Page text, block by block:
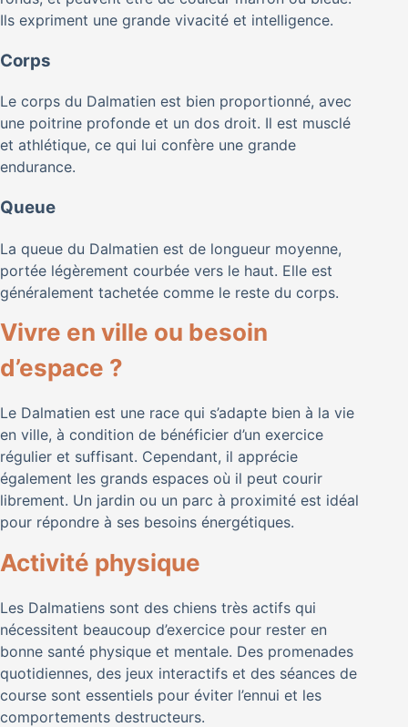
Ils expriment une grande vivacité et intelligence.
Corps
Le corps du Dalmatien est bien proportionné, avec
une poitrine profonde et un dos droit. Il est musclé
et athlétique, ce qui lui confère une grande
endurance.
Queue
La queue du Dalmatien est de longueur moyenne,
portée légèrement courbée vers le haut. Elle est
généralement tachetée comme le reste du corps.
Vivre en ville ou besoin
d’espace ?
Le Dalmatien est une race qui s’adapte bien à la vie
en ville, à condition de bénéficier d’un exercice
régulier et suffisant. Cependant, il apprécie
également les grands espaces où il peut courir
librement. Un jardin ou un parc à proximité est idéal
pour répondre à ses besoins énergétiques.
Activité physique
Les Dalmatiens sont des chiens très actifs qui
nécessitent beaucoup d’exercice pour rester en
bonne santé physique et mentale. Des promenades
quotidiennes, des jeux interactifs et des séances de
course sont essentiels pour éviter l’ennui et les
comportements destructeurs.